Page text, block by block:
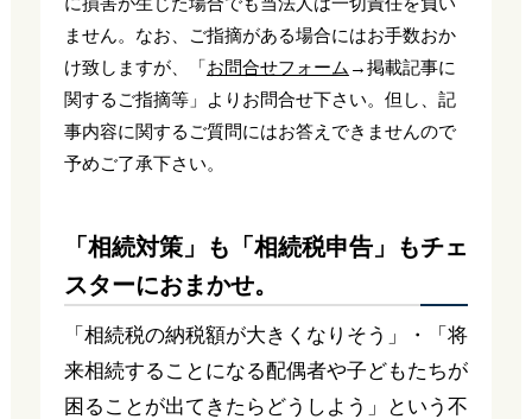
ません。なお、ご指摘がある場合にはお手数おか
け致しますが、「お問合せフォーム →掲載記事に
関するご指摘等」よりお問合せ下さい。但し、記
事内容に関するご質問にはお答えできませんので
予めご了承下さい。
「相続対策」も「相続税申告」もチェ
スターにおまかせ。
「相続税の納税額が大きくなりそう」・「将
来相続することになる配偶者や子どもたちが
困ることが出てきたらどうしよう」という不